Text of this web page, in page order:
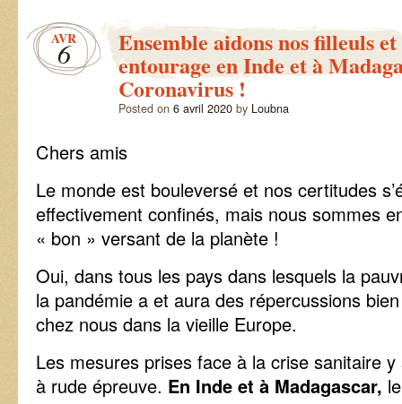
par
ASC
au
AVR
6 Ensemble aidons nos filleuls
entourage en Inde et à
Coronavirus !
Posted on 6 avril 2020 by Loubna
Chers amis
Le monde est bouleversé et nos certitudes
effectivement confinés, mais nous sommes
« bon » versant de la planète !
Oui, dans tous les pays dans lesquels la
la pandémie a et aura des répercussions
chez nous dans la vieille Europe.
Les mesures prises face à la crise sanitaire
à rude épreuve. En Inde et à Madagascar,